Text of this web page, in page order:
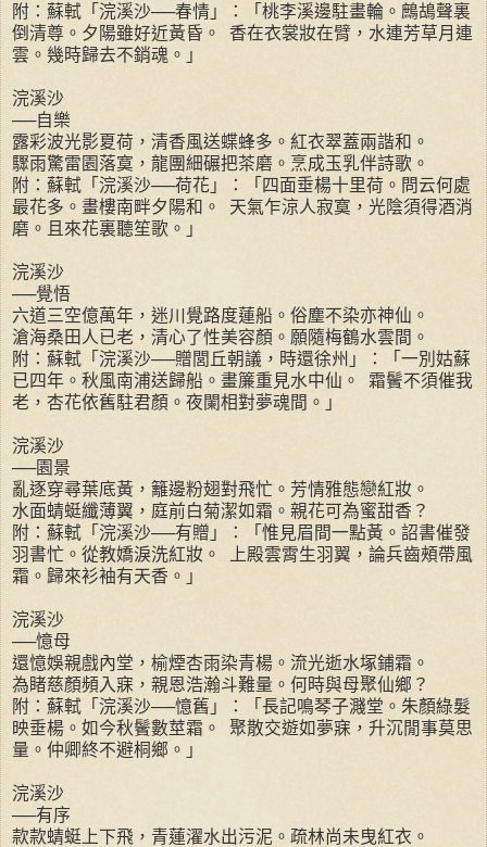
附：蘇軾「浣溪沙──春情」：「桃李溪邊駐畫輪。鷓鴣聲裏
倒清尊。夕陽雖好近黃昏。 香在衣裳妝在臂，水連芳草月連
雲。幾時歸去不銷魂。」
浣溪沙
──自樂
露彩波光影夏荷，清香風送蝶蜂多。紅衣翠蓋兩諧和。
驟雨驚雷園落寞，龍團細碾把茶磨。烹成玉乳伴詩歌。
附：蘇軾「浣溪沙──荷花」：「四面垂楊十里荷。問云何處
最花多。畫樓南畔夕陽和。 天氣乍涼人寂寞，光陰須得酒消
磨。且來花裏聽笙歌。」
浣溪沙
──覺悟
六道三空億萬年，迷川覺路度蓮船。俗塵不染亦神仙。
滄海桑田人已老，清心了性美容顏。願隨梅鶴水雲間。
附：蘇軾「浣溪沙──贈閭丘朝議，時還徐州」：「一別姑蘇
已四年。秋風南浦送歸船。畫簾重見水中仙。 霜鬢不須催我
老，杏花依舊駐君顏。夜闌相對夢魂間。」
浣溪沙
──園景
亂逐穿尋葉底黃，籬邊粉翅對飛忙。芳情雅態戀紅妝。
水面蜻蜓纖薄翼，庭前白菊潔如霜。親花可為蜜甜香？
附：蘇軾「浣溪沙──有贈」：「惟見眉間一點黃。詔書催發
羽書忙。從教嬌淚洗紅妝。 上殿雲霄生羽翼，論兵齒頰帶風
霜。歸來衫袖有天香。」
浣溪沙
──憶母
還憶娛親戲內堂，榆煙杏雨染青楊。流光逝水塚鋪霜。
為睹慈顏頻入寐，親恩浩瀚斗難量。何時與母聚仙鄉？
附：蘇軾「浣溪沙──憶舊」：「長記鳴琴子濺堂。朱顏綠髮
映垂楊。如今秋鬢數莖霜。 聚散交遊如夢寐，升沉閒事莫思
量。仲卿終不避桐鄉。」
浣溪沙
──有序
款款蜻蜓上下飛，青蓮濯水出污泥。疏林尚未曳紅衣。